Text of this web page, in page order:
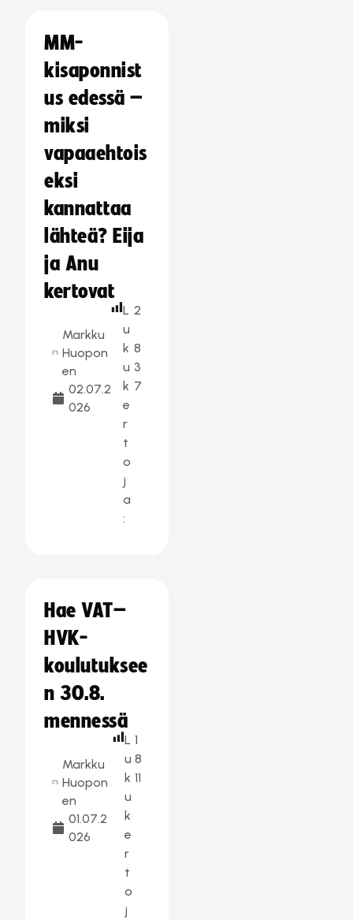
MM-
kisaponnist
us edessä –
miksi
vapaaehtois
eksi
kannattaa
lähteä? Eija
ja Anu
kertovat
Markku
Huopon
en
02.07.2
026
L
u
k
u
k
e
r
t
o
j
a
:
2
8
3
7
Hae VAT–
HVK-
koulutuksee
n 30.8.
mennessä
Markku
Huopon
en
01.07.2
026
L
u
k
u
k
e
r
t
o
j
1
8
11